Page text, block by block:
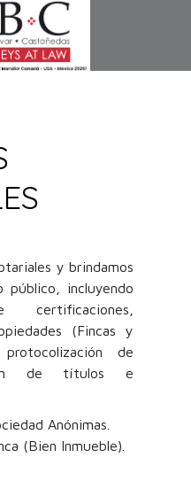
y brindamos
incluyendo
(Fincas y
de
de títulos e
Anónimas.
(Bien Inmueble).